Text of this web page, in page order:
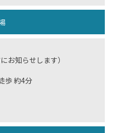
お知らせします）
歩 約4分